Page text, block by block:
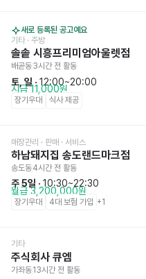
새로 등록된 공고예요
기타 · 주방
솔솥 시흥프리미엄아울렛점
배곧동3시간 전 활동
토, 일 · 12:00~20:00
시급 11,000원
장기우대 식사 제공
매장관리 · 판매 · 서비스
하남돼지집 송도랜드마크점
송도동4시간 전 활동
주 5일 · 10:30~22:30
월급 3,200,000원
장기우대 4대 보험 가입 +1
기타
주식회사 큐엠
가좌동13시간 전 활동